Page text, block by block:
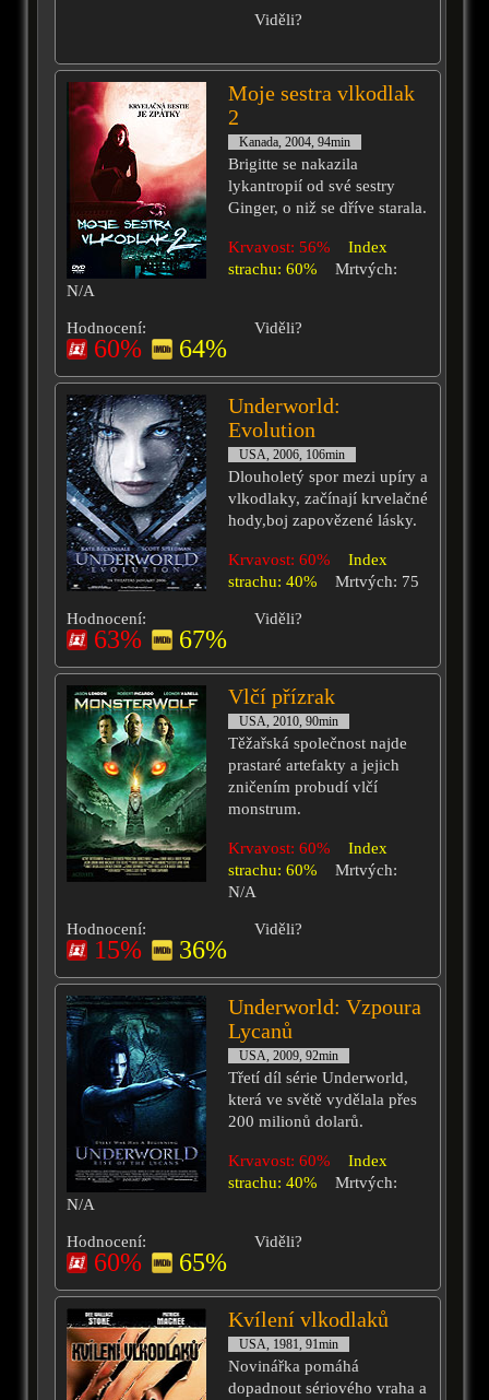
Viděli?
Moje sestra vlkodlak
2
Kanada, 2004, 94min
Brigitte se nakazila
lykantropií od své sestry
Ginger, o niž se dříve starala.
Krvavost: 56%
Index
strachu: 60%
Mrtvých:
N/A
Hodnocení:
60% 64%
Viděli?
Underworld:
Evolution
USA, 2006, 106min
Dlouholetý spor mezi upíry a
vlkodlaky, začínají krvelačné
hody,boj zapovězené lásky.
Krvavost: 60%
Index
strachu: 40%
Mrtvých: 75
Hodnocení:
63% 67%
Viděli?
Vlčí přízrak
USA, 2010, 90min
Těžařská společnost najde
prastaré artefakty a jejich
zničením probudí vlčí
monstrum.
Krvavost: 60%
Index
strachu: 60%
Mrtvých:
N/A
Hodnocení:
15% 36%
Viděli?
Underworld: Vzpoura
Lycanů
USA, 2009, 92min
Třetí díl série Underworld,
která ve světě vydělala přes
200 milionů dolarů.
Krvavost: 60%
Index
strachu: 40%
Mrtvých:
N/A
Hodnocení:
60% 65%
Viděli?
Kvílení vlkodlaků
USA, 1981, 91min
Novinářka pomáhá
dopadnout sériového vraha a